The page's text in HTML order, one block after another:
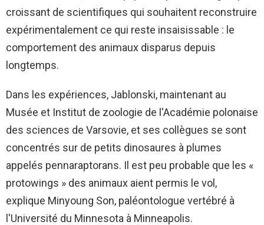
croissant de scientifiques qui souhaitent reconstruire
expérimentalement ce qui reste insaisissable : le
comportement des animaux disparus depuis
longtemps.
Dans les expériences, Jablonski, maintenant au
Musée et Institut de zoologie de l'Académie polonaise
des sciences de Varsovie, et ses collègues se sont
concentrés sur de petits dinosaures à plumes
appelés pennaraptorans. Il est peu probable que les «
protowings » des animaux aient permis le vol,
explique Minyoung Son, paléontologue vertébré à
l'Université du Minnesota à Minneapolis.